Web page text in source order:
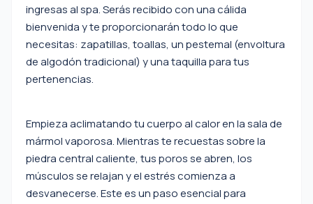
ingresas al spa. Serás recibido con una cálida
bienvenida y te proporcionarán todo lo que
necesitas: zapatillas, toallas, un pestemal (envoltura
de algodón tradicional) y una taquilla para tus
pertenencias.
Empieza aclimatando tu cuerpo al calor en la sala de
mármol vaporosa. Mientras te recuestas sobre la
piedra central caliente, tus poros se abren, los
músculos se relajan y el estrés comienza a
desvanecerse. Este es un paso esencial para